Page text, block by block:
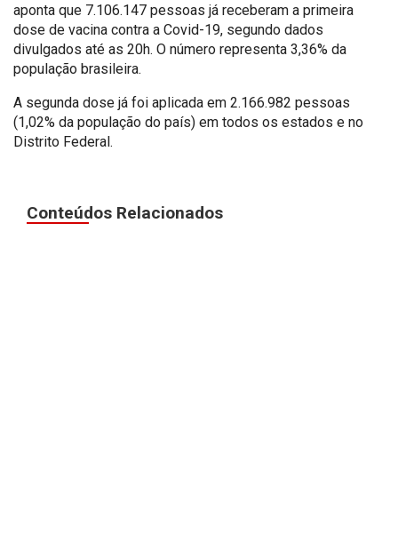
aponta que 7.106.147 pessoas já receberam a primeira
dose de vacina contra a Covid-19, segundo dados
divulgados até as 20h. O número representa 3,36% da
população brasileira.
A segunda dose já foi aplicada em 2.166.982 pessoas
(1,02% da população do país) em todos os estados e no
Distrito Federal.
Conteúdos Relacionados